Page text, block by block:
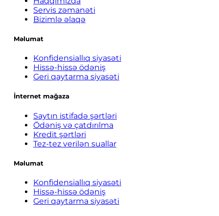
Servis zəmanəti
Bizimlə əlaqə
Məlumat
Konfidensiallıq siyasəti
Hissə-hissə ödəniş
Geri qaytarma siyasəti
İnternet mağaza
Saytın istifadə şərtləri
Ödəniş və çatdırılma
Kredit şərtləri
Tez-tez verilən suallar
Məlumat
Konfidensiallıq siyasəti
Hissə-hissə ödəniş
Geri qaytarma siyasəti